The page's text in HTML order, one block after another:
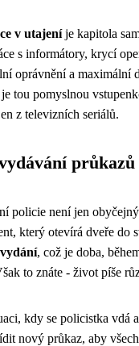
v utajeníje kapitola
s informátory, krycí
oprávnění a maximální
tou pomyslnou
z televizních seriálů.
průkazů
policie není jen
který otevírá dveře do
, což je doba,
to znáte - život píše
kdy se policistka vdá
nový průkaz, aby